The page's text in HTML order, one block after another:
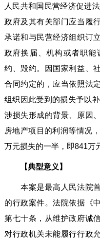
人民共和国民营经济促进
政府及其有关部门应当履
承诺和与民营经济组织订
政府换届、机构或者职能
约、毁约。因国家利益、
合同约定的，应当依照法
组织因此受到的损失予以
涉损失形成的背景、原因
房地产项目的利润等情况
万元损失的一半，即841万
【典型意义】
本案是最高人民法院首
的行政案件。法院依据《
第七十条，从维护政府诚
对行政机关未能履行行政